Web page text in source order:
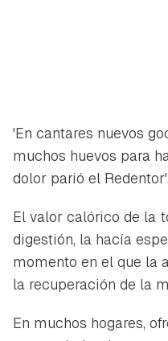
'En cantares nuevos
muchos huevos para
dolor parió el Redentor'.
El valor calórico de la
digestión, la hacía
momento en el que la
la recuperación de la
En muchos hogares,